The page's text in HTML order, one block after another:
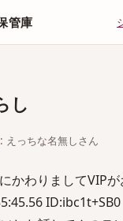
管庫
し
っちな名無しさん
かわりましてVIPが
ID:ibc1t+SB0